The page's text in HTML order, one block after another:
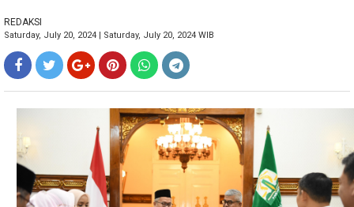
REDAKSI
Saturday, July 20, 2024 | Saturday, July 20, 2024 WIB